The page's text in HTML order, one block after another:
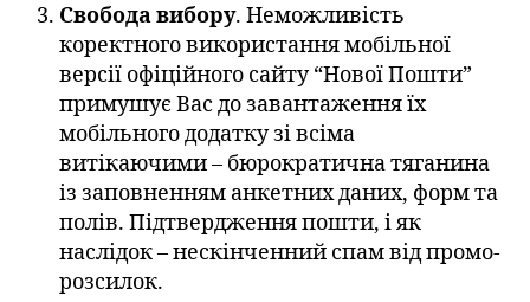
Свобода вибору. Неможливість
коректного використання мобільної
версії офіційного сайту “Нової Пошти”
примушує Вас до завантаження їх
мобільного додатку зі всіма
витікаючими – бюрократична тяганина
із заповненням анкетних даних, форм та
полів. Підтвердження пошти, і як
наслідок – нескінченний спам від промо-
розсилок.